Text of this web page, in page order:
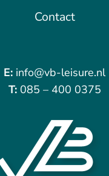
Contact
E: info@vb-leisure.nl
T: 085 – 400 0375